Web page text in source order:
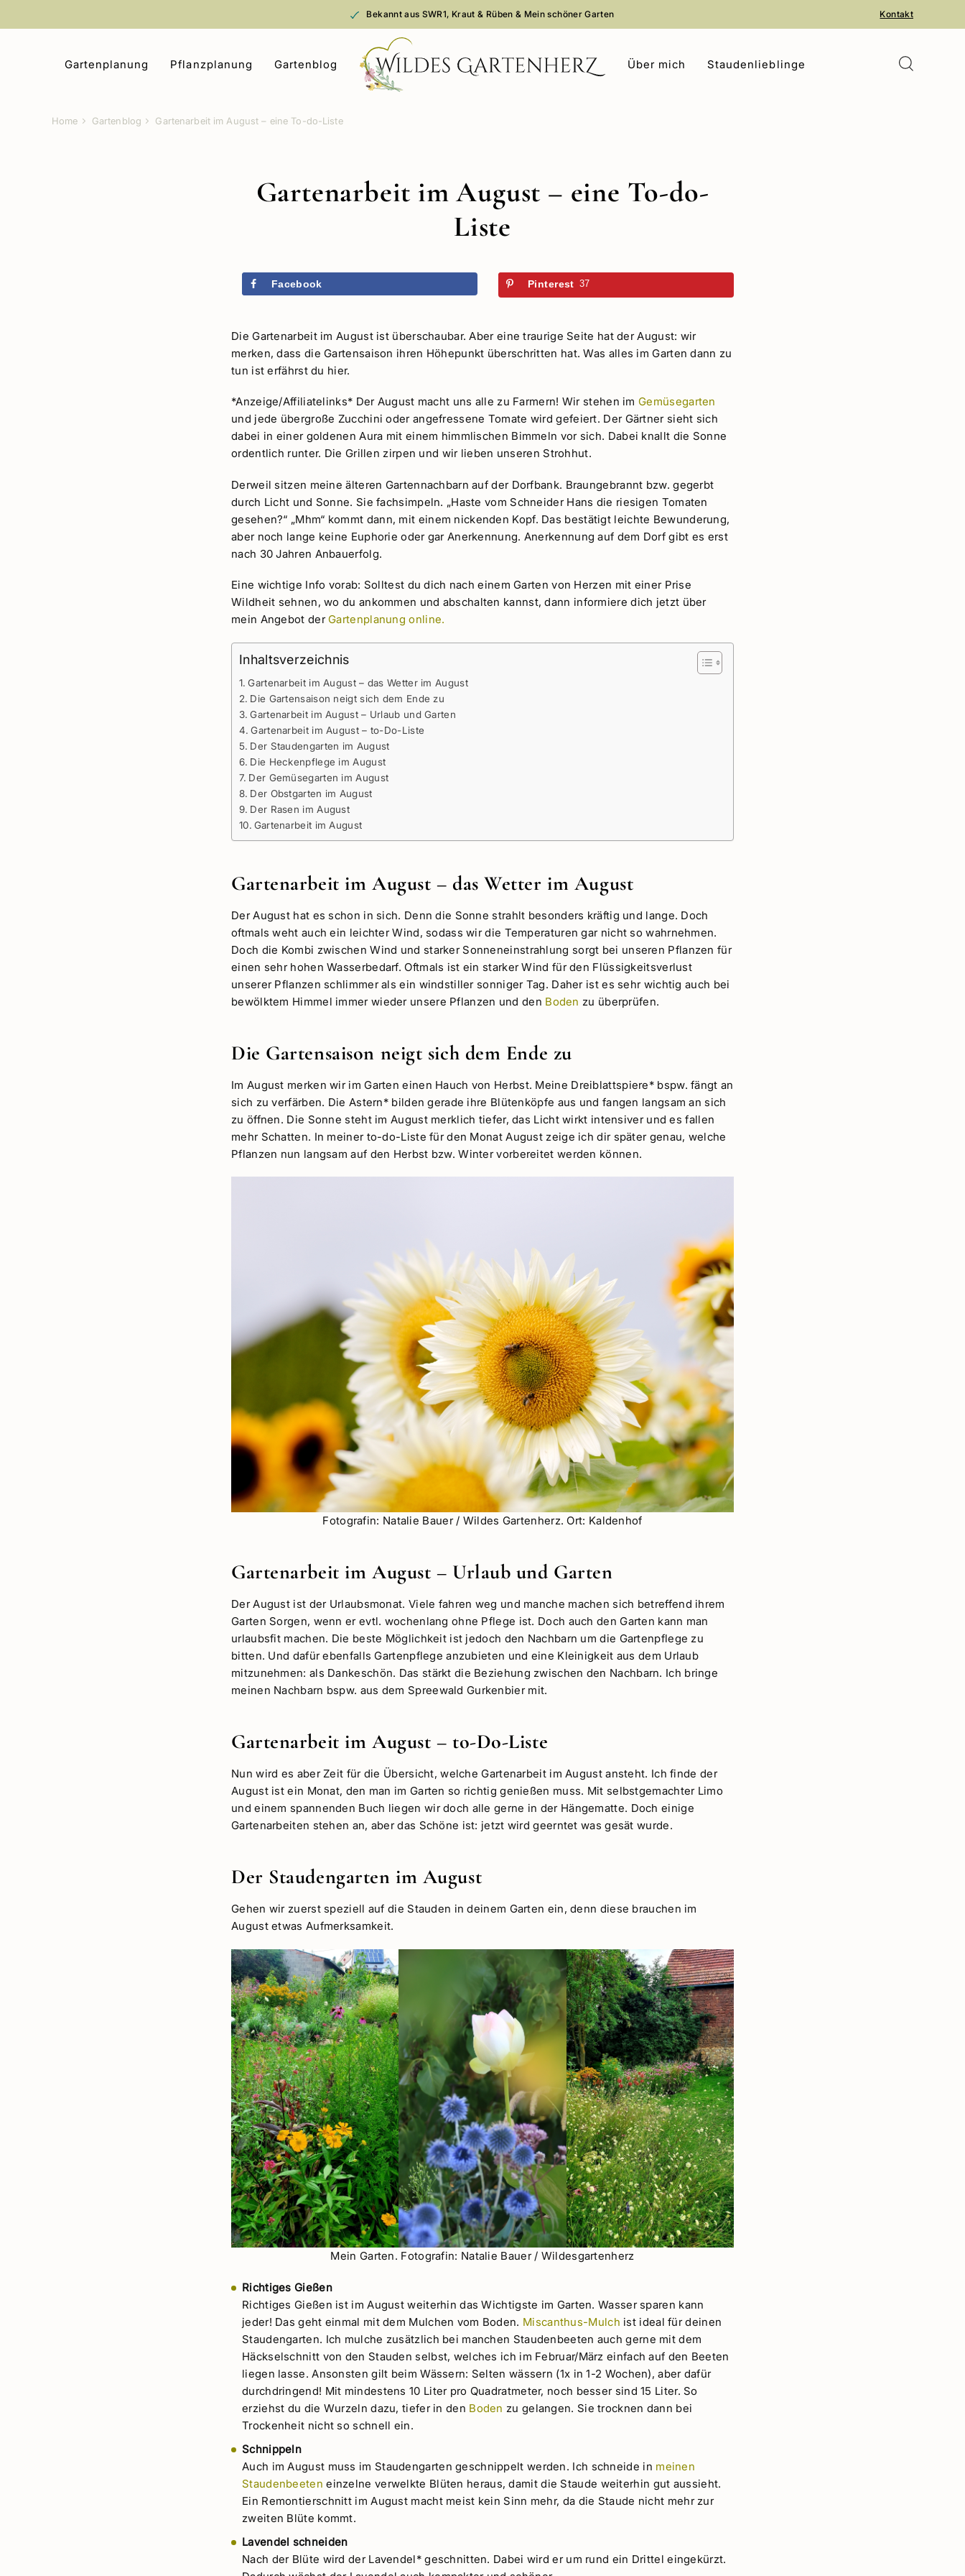
Bekannt aus SWR1, Kraut & Rüben & Mein schöner Garten Kontakt
Gartenplanung Pflanzplanung Gartenblog Über mich Staudenlieblinge
Home Gartenblog Gartenarbeit im August – eine To-do-Liste
Gartenarbeit im August – eine To-do-
Liste
Facebook Pinterest 37
Die Gartenarbeit im August ist überschaubar. Aber eine traurige Seite hat der August: wir
merken, dass die Gartensaison ihren Höhepunkt überschritten hat. Was alles im Garten dann zu
tun ist erfährst du hier.
*Anzeige/Affiliatelinks* Der August macht uns alle zu Farmern! Wir stehen imGemüsegarten
und jede übergroße Zucchini oder angefressene Tomate wird gefeiert. Der Gärtner sieht sich
dabei in einer goldenen Aura mit einem himmlischen Bimmeln vor sich. Dabei knallt die Sonne
ordentlich runter. Die Grillen zirpen und wir lieben unseren Strohhut.
Derweil sitzen meine älteren Gartennachbarn auf der Dorfbank. Braungebrannt bzw. gegerbt
durch Licht und Sonne. Sie fachsimpeln. „Haste vom Schneider Hans die riesigen Tomaten
gesehen?“ „Mhm“ kommt dann, mit einem nickenden Kopf. Das bestätigt leichte Bewunderung,
aber noch lange keine Euphorie oder gar Anerkennung. Anerkennung auf dem Dorf gibt es erst
nach 30 Jahren Anbauerfolg.
Eine wichtige Info vorab: Solltest du dich nach einem Garten von Herzen mit einer Prise
Wildheit sehnen, wo du ankommen und abschalten kannst, dann informiere dich jetzt über
mein Angebot derGartenplanung online.
Inhaltsverzeichnis
Gartenarbeit im August – das Wetter im August
Die Gartensaison neigt sich dem Ende zu
Gartenarbeit im August – Urlaub und Garten
Gartenarbeit im August – to-Do-Liste
Der Staudengarten im August
Die Heckenpflege im August
Der Gemüsegarten im August
Der Obstgarten im August
Der Rasen im August
Gartenarbeit im August
Gartenarbeit im August – das Wetter im August
Der August hat es schon in sich. Denn die Sonne strahlt besonders kräftig und lange. Doch
oftmals weht auch ein leichter Wind, sodass wir die Temperaturen gar nicht so wahrnehmen.
Doch die Kombi zwischen Wind und starker Sonneneinstrahlung sorgt bei unseren Pflanzen für
einen sehr hohen Wasserbedarf. Oftmals ist ein starker Wind für den Flüssigkeitsverlust
unserer Pflanzen schlimmer als ein windstiller sonniger Tag. Daher ist es sehr wichtig auch bei
bewölktem Himmel immer wieder unsere Pflanzen und den Boden zu überprüfen.
Die Gartensaison neigt sich dem Ende zu
Im August merken wir im Garten einen Hauch von Herbst. Meine Dreiblattspiere* bspw. fängt an
sich zu verfärben. Die Astern* bilden gerade ihre Blütenköpfe aus und fangen langsam an sich
zu öffnen. Die Sonne steht im August merklich tiefer, das Licht wirkt intensiver und es fallen
mehr Schatten. In meiner to-do-Liste für den Monat August zeige ich dir später genau, welche
Pflanzen nun langsam auf den Herbst bzw. Winter vorbereitet werden können.
Fotografin: Natalie Bauer / Wildes Gartenherz. Ort: Kaldenhof
Gartenarbeit im August – Urlaub und Garten
Der August ist der Urlaubsmonat. Viele fahren weg und manche machen sich betreffend ihrem
Garten Sorgen, wenn er evtl. wochenlang ohne Pflege ist. Doch auch den Garten kann man
urlaubsfit machen. Die beste Möglichkeit ist jedoch den Nachbarn um die Gartenpflege zu
bitten. Und dafür ebenfalls Gartenpflege anzubieten und eine Kleinigkeit aus dem Urlaub
mitzunehmen: als Dankeschön. Das stärkt die Beziehung zwischen den Nachbarn. Ich bringe
meinen Nachbarn bspw. aus dem Spreewald Gurkenbier mit.
Gartenarbeit im August – to-Do-Liste
Nun wird es aber Zeit für die Übersicht, welche Gartenarbeit im August ansteht. Ich finde der
August ist ein Monat, den man im Garten so richtig genießen muss. Mit selbstgemachter Limo
und einem spannenden Buch liegen wir doch alle gerne in der Hängematte. Doch einige
Gartenarbeiten stehen an, aber das Schöne ist: jetzt wird geerntet was gesät wurde.
Der Staudengarten im August
Gehen wir zuerst speziell auf die Stauden in deinem Garten ein, denn diese brauchen im
August etwas Aufmerksamkeit.
Mein Garten. Fotografin: Natalie Bauer / Wildesgartenherz
Richtiges Gießen
Richtiges Gießen ist im August weiterhin das Wichtigste im Garten. Wasser sparen kann
jeder! Das geht einmal mit dem Mulchen vom Boden. Miscanthus-Mulch ist ideal für deinen
Staudengarten. Ich mulche zusätzlich bei manchen Staudenbeeten auch gerne mit dem
Häckselschnitt von den Stauden selbst, welches ich im Februar/März einfach auf den Beeten
liegen lasse. Ansonsten gilt beim Wässern: Selten wässern (1x in 1-2 Wochen), aber dafür
durchdringend! Mit mindestens 10 Liter pro Quadratmeter, noch besser sind 15 Liter. So
erziehst du die Wurzeln dazu, tiefer in den Boden zu gelangen. Sie trocknen dann bei
Trockenheit nicht so schnell ein.
Schnippeln
Auch im August muss im Staudengarten geschnippelt werden. Ich schneide in meinen
Staudenbeeten einzelne verwelkte Blüten heraus, damit die Staude weiterhin gut aussieht.
Ein Remontierschnitt im August macht meist kein Sinn mehr, da die Staude nicht mehr zur
zweiten Blüte kommt.
Lavendel schneiden
Nach der Blüte wird der Lavendel* geschnitten. Dabei wird er um rund ein Drittel eingekürzt.